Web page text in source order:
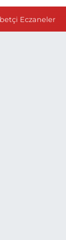
CAD. NO:78 C
100 metre ilerisi
Eczaneler